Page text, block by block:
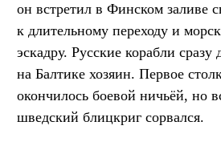
он встретил в Финском заливе
к длительному переходу и
эскадру. Русские корабли сразу
на Балтике хозяин. Первое
окончилось боевой ничьёй, но
шведский блицкриг сорвался.